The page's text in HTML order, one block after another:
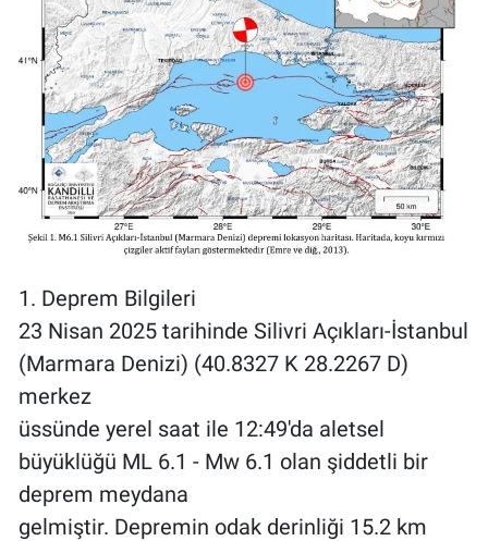
1. Deprem Bilgileri
23 Nisan 2025 tarihinde Silivri Açıkları-İstanbul
(Marmara Denizi) (40.8327 K 28.2267 D)
merkez
üssünde yerel saat ile 12:49'da aletsel
büyüklüğü ML 6.1 - Mw 6.1 olan şiddetli bir
deprem meydana
gelmiştir. Depremin odak derinliği 15.2 km
Türkiye'nin Geleceği
Türkiye'nin Gündemi
Yerel Gündem
Yerel Yaşam
Canlı Yayın